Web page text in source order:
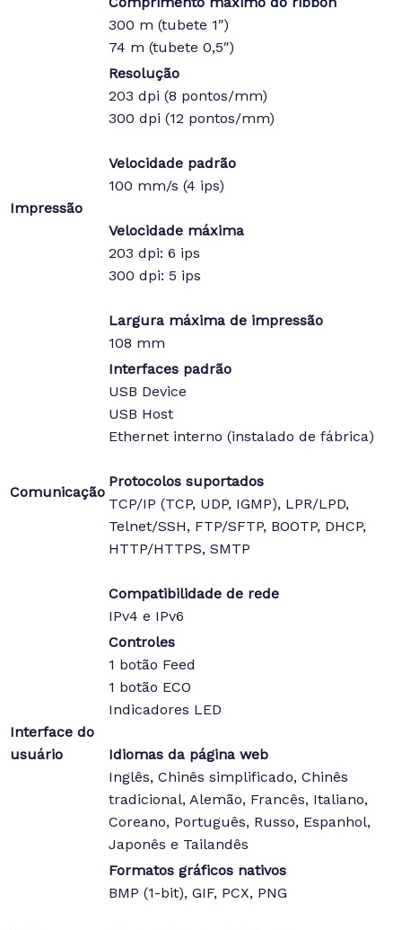
300 m (tubete 1″)
74 m (tubete 0,5″)
Impressão
Resolução
203 dpi (8 pontos/mm)
300 dpi (12 pontos/mm)
Velocidade padrão
100 mm/s (4 ips)
Velocidade máxima
203 dpi: 6 ips
300 dpi: 5 ips
Largura máxima de impressão
108 mm
Comunicação
Interfaces padrão
USB Device
USB Host
Ethernet interno (instalado de fábrica)
Protocolos suportados
TCP/IP (TCP, UDP, IGMP), LPR/LPD,
Telnet/SSH, FTP/SFTP, BOOTP, DHCP,
HTTP/HTTPS, SMTP
Compatibilidade de rede
IPv4 e IPv6
Interface do
usuário
Controles
1 botão Feed
1 botão ECO
Indicadores LED
Idiomas da página web
Inglês, Chinês simplificado, Chinês
tradicional, Alemão, Francês, Italiano,
Coreano, Português, Russo, Espanhol,
Japonês e Tailandês
Formatos gráficos nativos
BMP (1-bit), GIF, PCX, PNG